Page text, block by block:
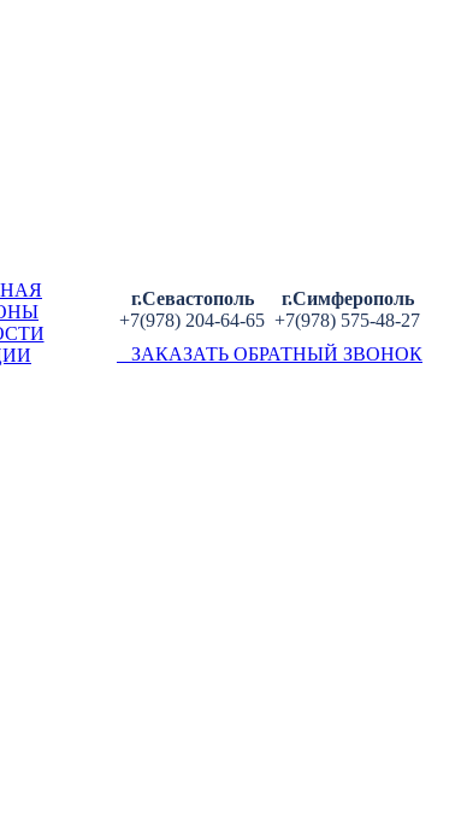
г.Севастополь
+7(978) 204-64-65
г.Симферополь
+7(978) 575-48-27
ЗАКАЗАТЬ ОБРАТНЫЙ ЗВОНОК